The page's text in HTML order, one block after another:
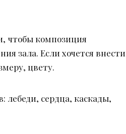
чтобы композиция
зала. Если хочется внести
цвету.
сердца, каскады,